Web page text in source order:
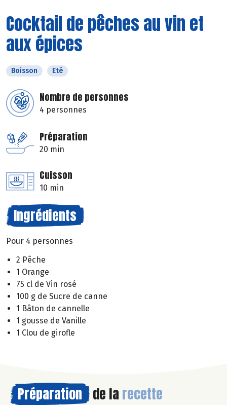
Cocktail de pêches au vin et
aux épices
Boisson Eté
Nombre de personnes
4 personnes
Préparation
20 min
Cuisson
10 min
Ingrédients
Pour 4 personnes
2 Pêche
1 Orange
75 cl de Vin rosé
100 g de Sucre de canne
1 Bâton de cannelle
1 gousse de Vanille
1 Clou de girofle
Préparation de la recette